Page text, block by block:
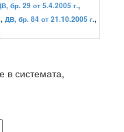
бр. 29 от 5.4.2005 г.,
, ДВ, бр. 84 от 21.10.2005 г.,
в системата,